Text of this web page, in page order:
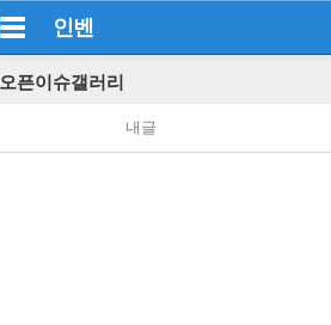
인벤
오픈이슈갤러리
내글